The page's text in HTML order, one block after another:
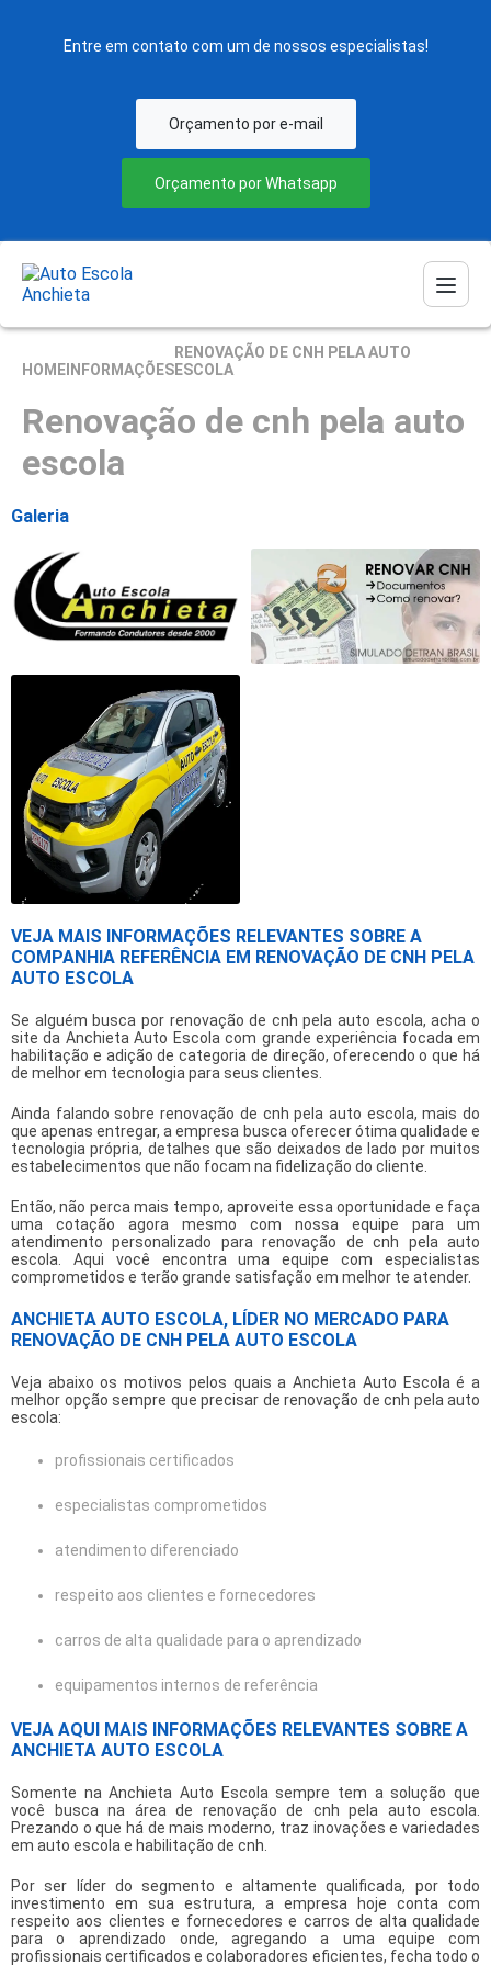
Entre em contato com um de nossos especialistas!
Orçamento por e-mail
Orçamento por Whatsapp
HOME INFORMAÇÕES
RENOVAÇÃO DE CNH PELA AUTO
ESCOLA
Renovação de cnh pela auto
escola
Galeria
VEJA MAIS INFORMAÇÕES RELEVANTES SOBRE A
COMPANHIA REFERÊNCIA EM RENOVAÇÃO DE CNH PELA
AUTO ESCOLA
Se alguém busca por renovação de cnh pela auto escola, acha o
site da Anchieta Auto Escola com grande experiência focada em
habilitação e adição de categoria de direção, oferecendo o que há
de melhor em tecnologia para seus clientes.
Ainda falando sobrerenovação de cnh pela auto escola, mais do
que apenas entregar, a empresa busca oferecer ótima qualidade e
tecnologia própria, detalhes que são deixados de lado por muitos
estabelecimentos que não focam na fidelização do cliente.
Então, não perca mais tempo, aproveite essa oportunidade e faça
uma cotação agora mesmo com nossa equipe para um
atendimento personalizado pararenovação de cnh pela auto
escola . Aqui você encontra uma equipe com especialistas
comprometidos e terão grande satisfação em melhor te atender.
ANCHIETA AUTO ESCOLA, LÍDER NO MERCADO PARA
RENOVAÇÃO DE CNH PELA AUTO ESCOLA
Veja abaixo os motivos pelos quais a Anchieta Auto Escola é a
melhor opção sempre que precisar de renovação de cnh pela auto
escola:
profissionais certificados
especialistas comprometidos
atendimento diferenciado
respeito aos clientes e fornecedores
carros de alta qualidade para o aprendizado
equipamentos internos de referência
VEJA AQUI MAIS INFORMAÇÕES RELEVANTES SOBRE A
ANCHIETA AUTO ESCOLA
Somente na Anchieta Auto Escola sempre tem a solução que
você busca na área de renovação de cnh pela auto escola
Prezando o que há de mais moderno, traz inovações e variedades
em auto escola e habilitação de cnh.
Por ser líder do segmento e altamente qualificada, por todo
investimento em sua estrutura, a empresa hoje conta com
respeito aos clientes e fornecedores e carros de alta qualidade
para o aprendizado onde, agregando a uma equipe com
profissionais certificados e colaboradores eficientes, fecha todo o